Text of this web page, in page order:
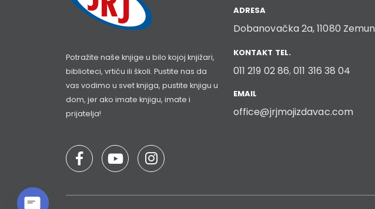
Potražite naše knjige u bilo kojoj knjižari,
biblioteci, vrtiću ili školi. Pustite nas da
vas vodimo u svet knjiga, pustite knjigu u
dom, jer ako imate knjigu, imate i
prijatelja!
ADRESA
Dobanovačka 2a, 11080 Zemun
KONTAKT TEL.
011 219 02 86,011 316 38 04
EMAIL
office@jrjmojizdavac.com